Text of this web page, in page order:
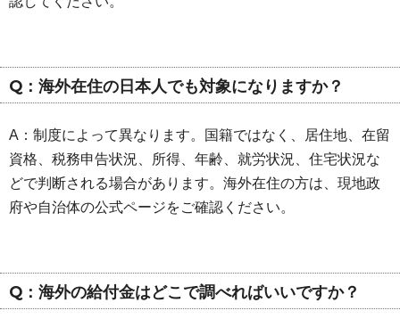
Q：海外在住の日本人でも対象になりますか？
A：制度によって異なります。国籍ではなく、居住地、在留
資格、税務申告状況、所得、年齢、就労状況、住宅状況な
どで判断される場合があります。海外在住の方は、現地政
府や自治体の公式ページをご確認ください。
Q：海外の給付金はどこで調べればいいですか？